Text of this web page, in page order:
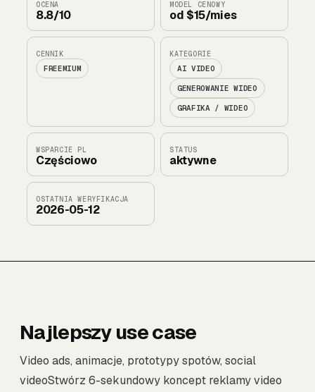
OCENA
8.8/10
MODEL CENOWY
od $15/mies
CENNIK
FREEMIUM
KATEGORIE
AI VIDEO
GENEROWANIE WIDEO
GRAFIKA / WIDEO
WSPARCIE PL
Częściowo
STATUS
aktywne
OSTATNIA WERYFIKACJA
2026-05-12
Najlepszy use case
Video ads, animacje, prototypy spotów, social
videoStwórz 6-sekundowy koncept reklamy video